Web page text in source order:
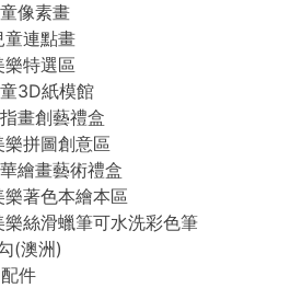
像素畫
連點畫
特選區
3D紙模館
畫創藝禮盒
拼圖創意區
繪畫藝術禮盒
著色本繪本區
絲滑蠟筆可水洗彩色筆
(澳洲)
件